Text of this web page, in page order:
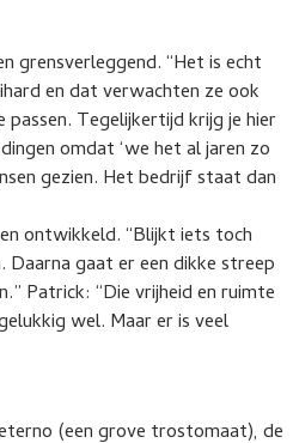
grensverleggend. “Het is echt
en dat verwachten ze ook
Tegelijkertijd krijg je hier
omdat ‘we het al jaren zo
gezien. Het bedrijf staat dan
ontwikkeld. “Blijkt iets toch
gaat er een dikke streep
Patrick: “Die vrijheid en ruimte
wel. Maar er is veel
(een grove trostomaat), de